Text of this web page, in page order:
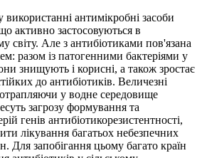
антимікробні засоби
активно застосовуються в
світу. Але з антибіотиками пов'язана
разом із патогенними бактеріями у
знищують і корисні, а також зростає
до антибіотиків. Величезні
у водне середовище
загрозу формування та
генів антибіотикорезистентності,
лікування багатьох небезпечних
Для запобігання цьому багато країн